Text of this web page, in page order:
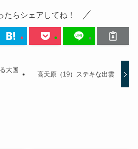
たらシェアしてね！
大国
高天原（19）ステキな出雲